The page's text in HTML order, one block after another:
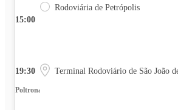
15:00
Rodoviária de Petrópolis
19:30 Terminal Rodoviário de São João
Poltrona